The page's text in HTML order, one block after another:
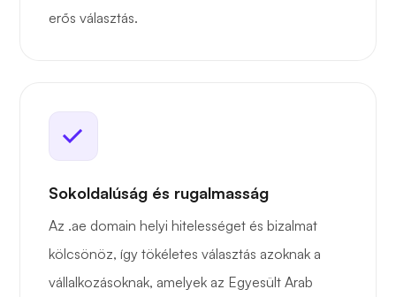
erős választás.
Sokoldalúság és rugalmasság
Az .ae domain helyi hitelességet és bizalmat
kölcsönöz, így tökéletes választás azoknak a
vállalkozásoknak, amelyek az Egyesült Arab